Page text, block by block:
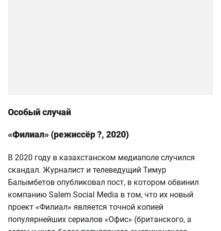
Особый случай
«Филиал» (режиссёр ?, 2020)
В 2020 году в казахстанском медиаполе случился
скандал. Журналист и телеведущий Тимур
Балымбетов опубликовал пост, в котором обвинил
компанию Salem Social Media в том, что их новый
проект «Филиал» является точной копией
популярнейших сериалов «Офис» (британского, а